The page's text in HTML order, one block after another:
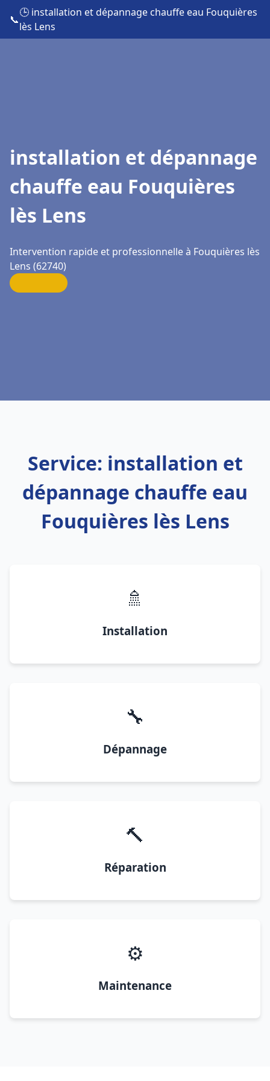
📞
🕒 installation et dépannage chauffe eau Fouquières
lès Lens
installation et dépannage
chauffe eau Fouquières
lès Lens
Intervention rapide et professionnelle à Fouquières lès
Lens (62740)
Service: installation et
dépannage chauffe eau
Fouquières lès Lens
🚿
Installation
🔧
Dépannage
🔨
Réparation
⚙️
Maintenance